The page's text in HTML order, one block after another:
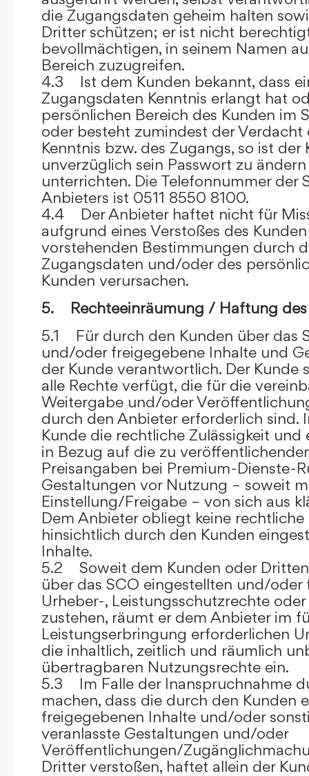
die Zugangsdaten geheim halten
Dritter schützen; er ist nicht
bevollmächtigen, in seinem Namen
Bereich zuzugreifen.
4.3 Ist dem Kunden bekannt, dass
Zugangsdaten Kenntnis erlangt hat
persönlichen Bereich des Kunden im
oder besteht zumindest der Verdacht
Kenntnis bzw. des Zugangs, so ist
unverzüglich sein Passwort zu
unterrichten. Die Telefonnummer der
Anbieters ist 0511 8550 8100.
4.4 Der Anbieter haftet nicht für
aufgrund eines Verstoßes des
vorstehenden Bestimmungen durch
Zugangsdaten und/oder des
Kunden verursachen.
5. Rechteeinräumung / Haftung des
5.1 Für durch den Kunden über das
und/oder freigegebene Inhalte und
der Kunde verantwortlich. Der Kunde
alle Rechte verfügt, die für die
Weitergabe und/oder
durch den Anbieter erforderlich sind.
Kunde die rechtliche Zulässigkeit
in Bezug auf die zu
Preisangaben bei Premium-Dienste-
Gestaltungen vor Nutzung – soweit
Einstellung/Freigabe – von sich aus
Dem Anbieter obliegt keine
hinsichtlich durch den Kunden
Inhalte.
5.2 Soweit dem Kunden oder
über das SCO eingestellten und/
Urheber-, Leistungsschutzrechte
zustehen, räumt er dem Anbieter im
Leistungserbringung erforderlichen
die inhaltlich, zeitlich und räumlich
übertragbaren Nutzungsrechte ein.
5.3 Im Falle der Inanspruchnahme
machen, dass die durch den Kunden
freigegebenen Inhalte und/oder
veranlasste Gestaltungen und/oder
Veröffentlichungen/
Dritter verstoßen, haftet allein der